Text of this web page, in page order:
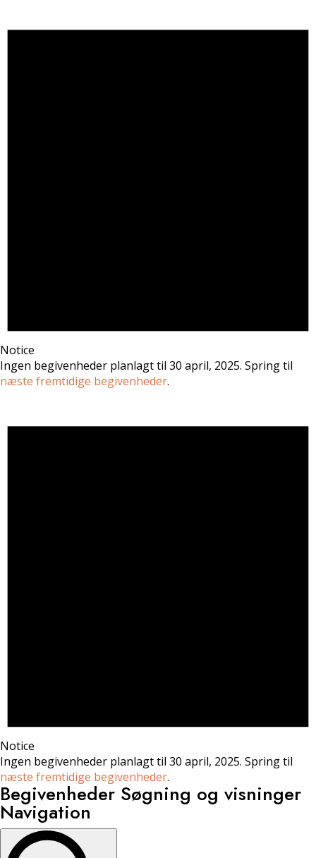
Notice
Ingen begivenheder planlagt til 30 april, 2025. Spring til
næste fremtidige begivenheder.
Notice
Ingen begivenheder planlagt til 30 april, 2025. Spring til
næste fremtidige begivenheder.
Begivenheder Søgning og visninger
Navigation